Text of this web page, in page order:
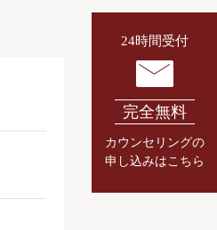
24時間受付
完全無料
カウンセリングの
申し込みはこちら